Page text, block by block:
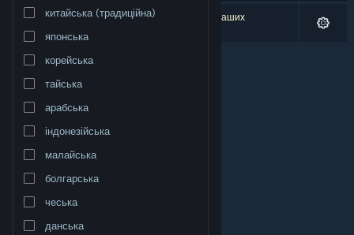
Змінити мову
Переглянути повну версію
китайська (традиційна)
японська
корейська
тайська
арабська
індонезійська
малайська
болгарська
чеська
данська
Результатів вашого пошуку: 0. Відповідно до ваших
уподобань було виключено 1 найменування.